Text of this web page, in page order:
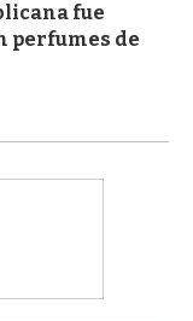
fue
perfumes de